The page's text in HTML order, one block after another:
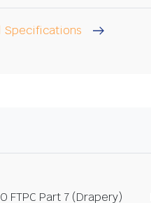
Specifications
FTPC Part 7 (Drapery)